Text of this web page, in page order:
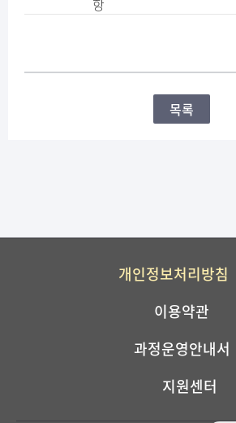
항
목록
개인정보처리방침
이용약관
과정운영안내서
지원센터